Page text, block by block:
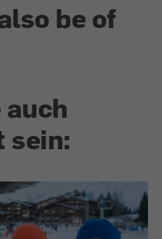
be of
auch
sein: